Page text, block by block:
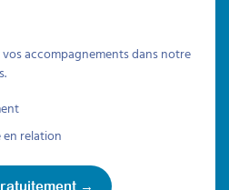
vos accompagnements dans notre
en relation
→